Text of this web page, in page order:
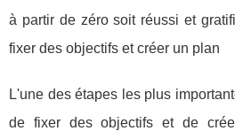
à partir de zéro soit réussi et
fixer des objectifs et créer un plan
L'une des étapes les plus
de fixer des objectifs et de